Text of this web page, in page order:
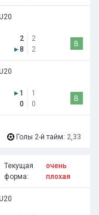
2
▸8
2
2
В
▸1
0
1
0
В
Голы 2-й тайм: 2,33
Текущая
форма:
очень
плохая